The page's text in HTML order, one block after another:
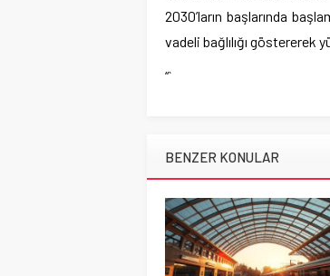
2030’ların başlarında
vadeli bağlılığı göstererek
“`
BENZER KONULAR